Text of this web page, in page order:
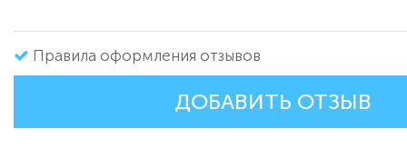
Правила оформления отзывов
ДОБАВИТЬ ОТЗЫВ